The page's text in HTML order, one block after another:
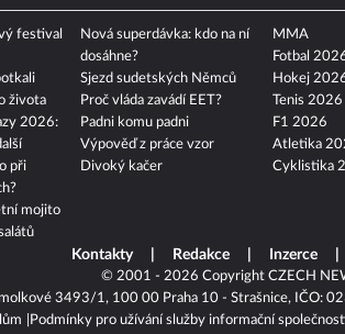
festival
života
2026:
při
mojito
Nová superdávka: kdo na ní
dosáhne?
Sjezd sudetských Němců
Proč vláda zavádí EET?
Padni komu padni
Výpověď z práce vzor
Divoký kačer
MMA
Fotbal
Hokej
Tenis 2026
F1 2026
Atletika
Cyklistika
Kontakty Redakce Inzerce
© 2001 - 2026 Copyright CZECH
3493/1, 100 00 Praha 10 - Strašnice, IČO:
Podmínky pro užívání služby informační